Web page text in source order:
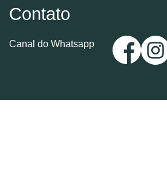
Contato
Canal do Whatsapp